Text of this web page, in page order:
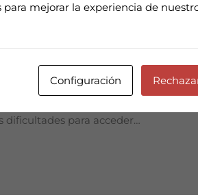
alquiler de la vivienda ¿Desde
el municipio donde está la
para acceder…
mejorar la experiencia de
Configuración